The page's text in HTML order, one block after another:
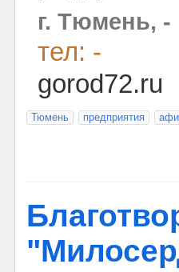
г. Тюмень, -
тел: -
gorod72.ru
Тюмень предприятия